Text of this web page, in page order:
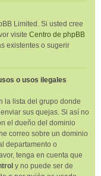
Limited. Si usted cree
visite Centro de phpBB
existentes o sugerir
o usos ilegales
la lista del grupo donde
sus quejas. Si así no
el dueño del dominio
correo sobre un dominio
departamento o
tenga en cuenta que
y no puede ser de